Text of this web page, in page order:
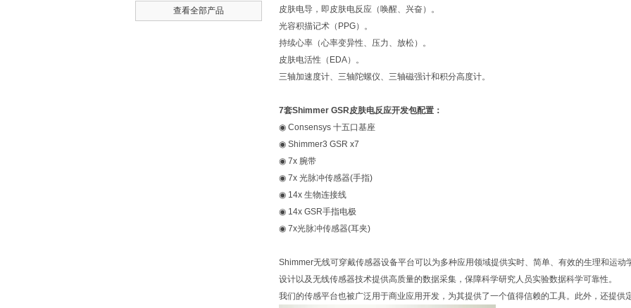
查看全部产品
皮肤电导，即皮肤电反应（唤醒、兴奋）。
光容积描记术（PPG）。
持续心率（心率变异性、压力、放松）。
皮肤电活性（EDA）。
三轴加速度计、三轴陀螺仪、三轴磁强计和积分高度计。
7套Shimmer GSR皮肤电反应开发包配置：
◉ Consensys 十五口基座
◉ Shimmer3 GSR x7
◉ 7x 腕带
◉ 7x 光脉冲传感器(手指)
◉ 14x 生物连接线
◉ 14x GSR手指电极
◉ 7x光脉冲传感器(耳夹)
Shimmer无线可穿戴传感器设备平台可以为多种应用领域提供实时、简单、有效的生理和运
设计以及无线传感器技术提供高质量的数据采集，保障科学研究人员实验数据科学可靠性。
我们的传感平台也被广泛用于商业应用开发，为其提供了一个值得信赖的工具。此外，还提供